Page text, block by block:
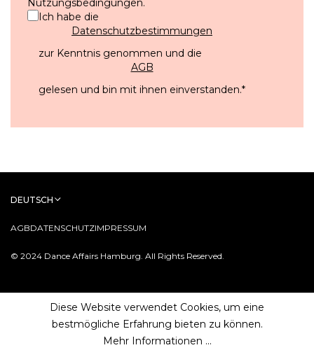
Nutzungsbedingungen.
Ich habe die
Datenschutzbestimmungen
zur Kenntnis genommen und die
AGB
gelesen und bin mit ihnen einverstanden.*
© 2024 Dance Affairs Hamburg. All Rights Reserved.
AGBDATENSCHUTZIMPRESSUM
DEUTSCH
Diese Website verwendet Cookies, um eine
bestmögliche Erfahrung bieten zu können.
Mehr Informationen ...